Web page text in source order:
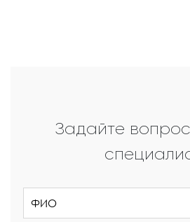
Задайте